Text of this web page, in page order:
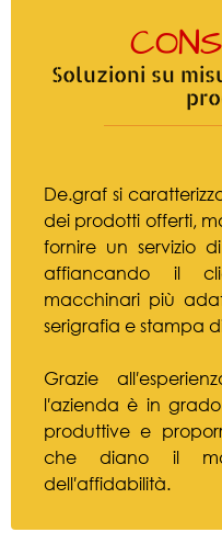
Soluzioni su
De.graf si
dei prodotti offerti,
fornire un servizio
affiancando il
macchinari più
serigrafia e stampa
Grazie
l′azienda è in
produttive e
che diano il
dell′affidabilità.